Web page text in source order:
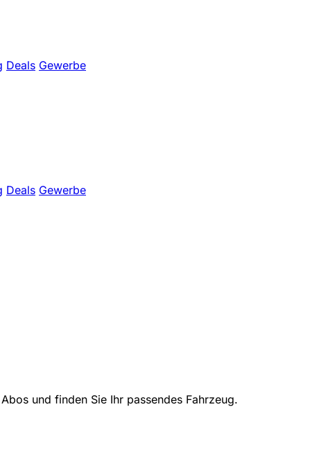
Deals Gewerbe
Deals Gewerbe
und finden Sie Ihr passendes Fahrzeug.